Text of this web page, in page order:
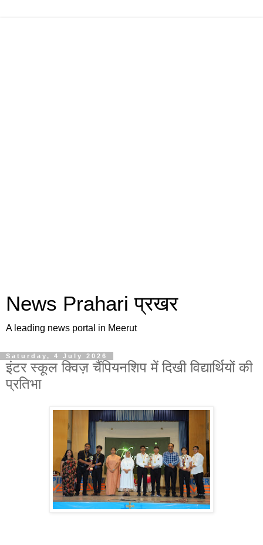
News Prahari प्रखर
A leading news portal in Meerut
Saturday, 4 July 2026
इंटर स्कूल क्विज़ चैंपियनशिप में दिखी विद्यार्थियों की
प्रतिभा